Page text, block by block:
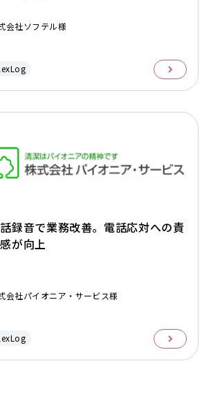
会社ソフテル様
録音で業務改善。電話応対への責
が向上
会社パイオニア・サービス様